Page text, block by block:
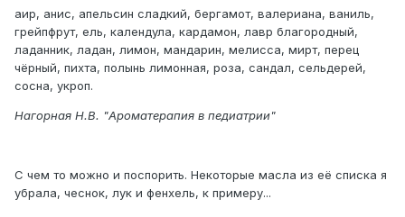
аир, анис, апельсин сладкий, бергамот, валериана, ваниль,
грейпфрут, ель, календула, кардамон, лавр благородный,
ладанник, ладан, лимон, мандарин, мелисса, мирт, перец
чёрный, пихта, полынь лимонная, роза, сандал, сельдерей,
сосна, укроп.
Нагорная Н.В. "Ароматерапия в педиатрии"
С чем то можно и поспорить. Некоторые масла из её списка я
убрала, чеснок, лук и фенхель, к примеру...